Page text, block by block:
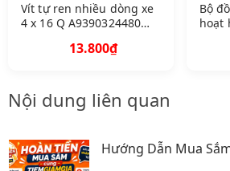
Vít tự ren nhiều dòng xe
4 x 16 Q A9390324480
13.800₫
Bộ
hoạt
Nội dung liên quan
Hướng Dẫn Mua